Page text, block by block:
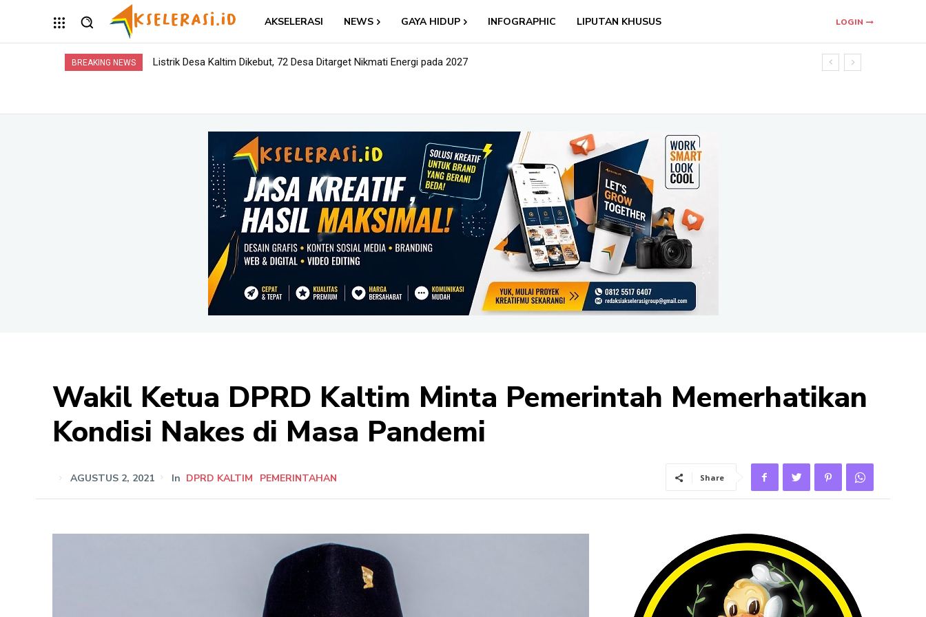
AKSELERASI NEWS GAYA HIDUP INFOGRAPHIC LIPUTAN KHUSUS LOGIN
BREAKING NEWS Listrik Desa Kaltim Dikebut, 72 Desa Ditarget Nikmati Energi pada 2027
Opini: Dari Plaza Mulia ke Go Mall: Nama Baru, Ujian Lama
Wakil Ketua DPRD Kaltim Minta Pemerintah Memerhatikan
Kondisi Nakes di Masa Pandemi
AGUSTUS 2, 2021 In DPRD KALTIM PEMERINTAHAN Share